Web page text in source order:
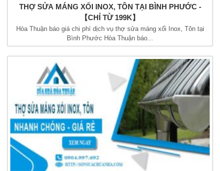
THỢ SỬA MÁNG XỐI INOX, TÔN TẠI BÌNH PHƯỚC -
【CHỈ TỪ 199K】
Hòa Thuận báo giá chi phí dịch vụ thợ sửa máng xối Inox, Tôn tại
Bình Phước Hòa Thuận báo...